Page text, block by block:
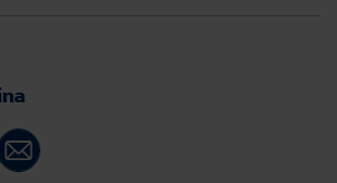
Deel